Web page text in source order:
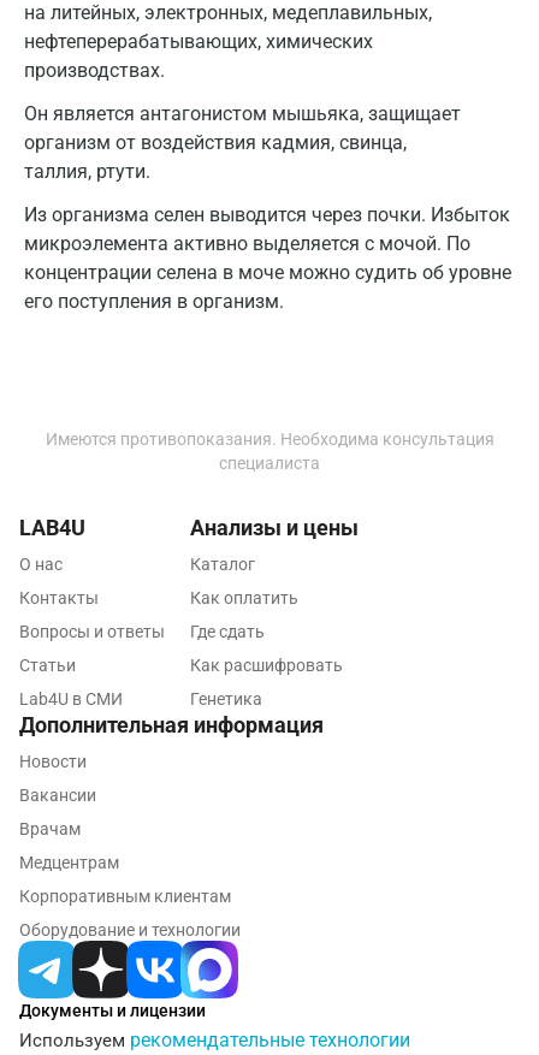
на литейных, электронных, медеплавильных,
нефтеперерабатывающих, химических
производствах.
Он является антагонистом мышьяка, защищает
организм от воздействия кадмия, свинца,
таллия, ртути.
Из организма селен выводится через почки. Избыток
микроэлемента активно выделяется с мочой. По
концентрации селена в моче можно судить об уровне
его поступления в организм.
Дмитров
Долгопрудный
Домодедово
Екатеринбург
Жуковский
Звенигород
Зеленоград
Ижевск
Калининград
Калуга
Кемерово
Ковров
Кострома
Котельники
Красногорск
Краснодар
Имеются противопоказания. Необходима консультация
специалиста
Документы и лицензии
Используем рекомендательные технологии
LAB4U
О нас
Контакты
Вопросы и ответы
Статьи
Lab4U в СМИ
Анализы и цены
Каталог
Как оплатить
Где сдать
Как расшифровать
Генетика
Дополнительная информация
Новости
Вакансии
Врачам
Медцентрам
Корпоративным клиентам
Оборудование и технологии